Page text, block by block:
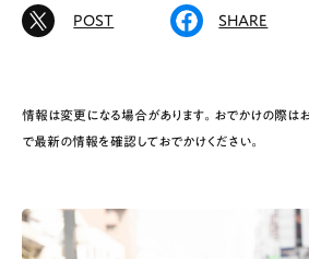
# ファミリーにおすすめ # 女子旅
# テイクアウト
Gourmet
Outing
POST SHARE
情報は変更になる場合があります。おでかけの際は
で最新の情報を確認しておでかけください。